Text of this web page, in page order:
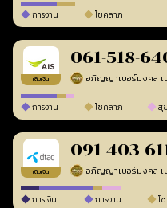
การงาน โชคลาภ
เติมเงิน
061-518-
การงาน โชคลาภ สุ
เติมเงิน
091-403-
การเงิน การงาน โ